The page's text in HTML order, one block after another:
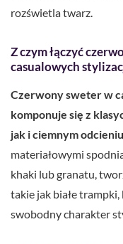
rozświetla twarz.
Z czym łączyć
casualowych
Czerwony sweter w
komponuje się z
jak i ciemnym
materiałowymi
khaki lub granatu,
takie jak białe
swobodny charakter